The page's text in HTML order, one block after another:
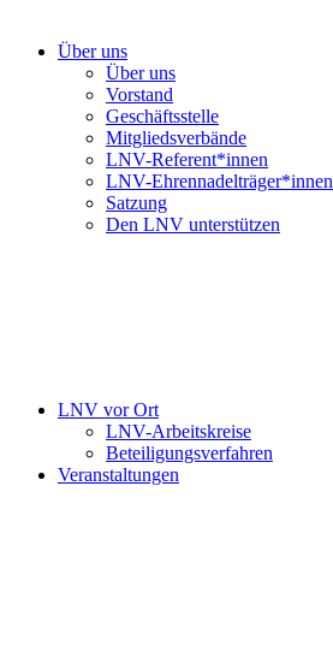
Über uns
Über uns
Vorstand
Geschäftsstelle
Mitgliedsverbände
LNV-Referent*innen
LNV-Ehrennadelträger*innen
Satzung
Den LNV unterstützen
LNV vor Ort
LNV-Arbeitskreise
Beteiligungsverfahren
Veranstaltungen